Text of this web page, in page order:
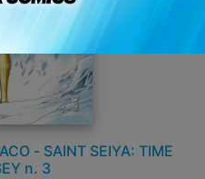
- SAINT SEIYA: TIME
n. 3